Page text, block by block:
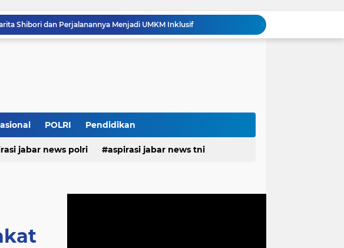
Ribuan Knalpot Brong Disita Polisi, Gubernur Jabar Kang Dedi Bakal Berikan Kompensasi Knalpot Standar
Proyek Labkesmas mencapai 80 persen progres fisiknya sudah melampaui dari realisasi anggaran
Shibori dan Perjalanannya Menjadi UMKM Inklusif
POLRI Pendidikan
jabar news polri aspirasi jabar news tni